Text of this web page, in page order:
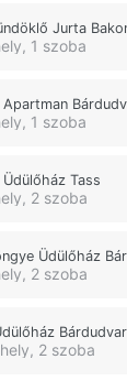
Jurta
1 szoba
1 szoba
Tass
2 szoba
Üdülőház
2 szoba
2 szoba